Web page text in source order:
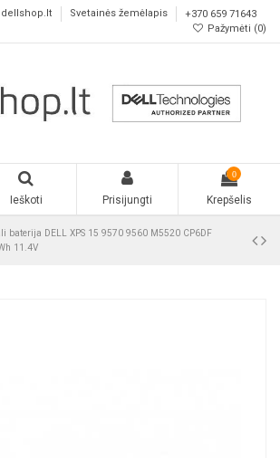
Svetainės žemėlapis
+370 659 71643
Pažymėti (0)
Ieškoti Prisijungti
0
Krepšelis
baterija DELL XPS 15 9570 9560 M5520 CP6DF
11.4V